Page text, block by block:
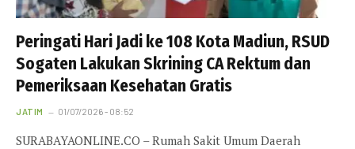
Peringati Hari Jadi ke 108 Kota Madiun, RSUD
Sogaten Lakukan Skrining CA Rektum dan
Pemeriksaan Kesehatan Gratis
JATIM 01/07/2026 - 08:52
SURABAYAONLINE.CO – Rumah Sakit Umum Daerah